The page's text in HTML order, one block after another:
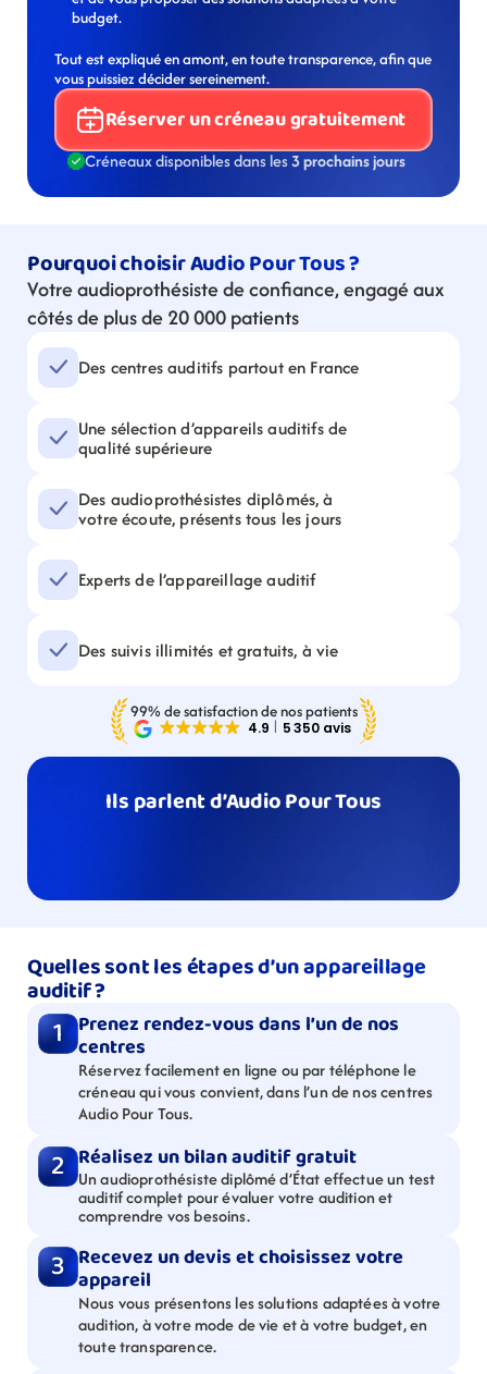
budget.
Tout est expliqué en amont, en toute transparence, afin que
vous puissiez décider sereinement.
Réserver un créneau gratuitement
Créneaux disponibles dans les 3 prochains jours
Pourquoi choisir Audio Pour Tous ?
Votre audioprothésiste de confiance, engagé aux
côtés de plus de 20 000 patients
Des centres auditifs partout en France
Une sélection d’appareils auditifs de
qualité supérieure
Des audioprothésistes diplômés, à
votre écoute, présents tous les jours
Experts de l’appareillage auditif
Des suivis illimités et gratuits, à vie
99% de satisfaction de nos patients
Ils parlent d’Audio Pour Tous
Quelles sont les étapes d’un appareillage
auditif ?
1 Prenez rendez-vous dans l’un de nos
centres
Réservez facilement en ligne ou par téléphone le
créneau qui vous convient, dans l’un de nos centres
Audio Pour Tous.
2 Réalisez un bilan auditif gratuit
Un audioprothésiste diplômé d’État effectue un test
auditif complet pour évaluer votre audition et
comprendre vos besoins.
3 Recevez un devis et choisissez votre
appareil
Nous vous présentons les solutions adaptées à votre
audition, à votre mode de vie et à votre budget, en
toute transparence.